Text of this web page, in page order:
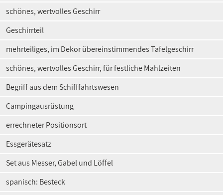
schönes, wertvolles Geschirr
Geschirrteil
mehrteiliges, im Dekor übereinstimmendes Tafelgeschirr
schönes, wertvolles Geschirr, für festliche Mahlzeiten
Begriff aus dem Schifffahrtswesen
Campingausrüstung
errechneter Positionsort
Essgerätesatz
Set aus Messer, Gabel und Löffel
spanisch: Besteck